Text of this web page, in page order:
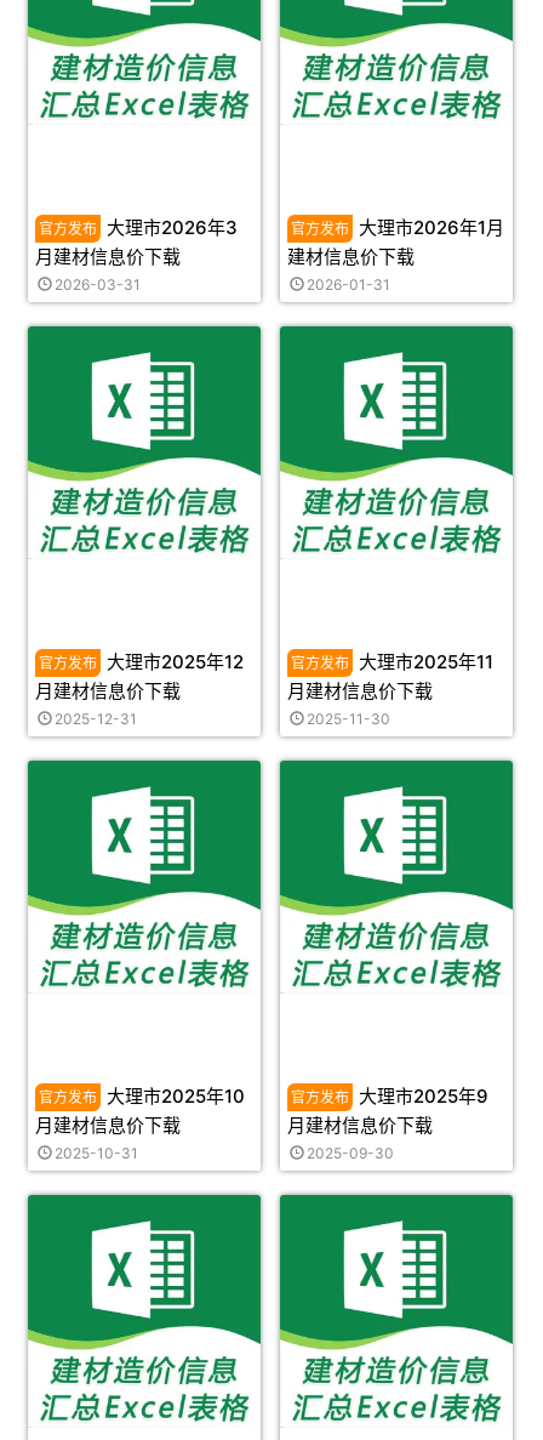
大理市2026年3
月建材信息价下载
2026-03-31
大理市2026年1月
建材信息价下载
2026-01-31
大理市2025年12
月建材信息价下载
2025-12-31
大理市2025年11
月建材信息价下载
2025-11-30
大理市2025年10
月建材信息价下载
2025-10-31
大理市2025年9
月建材信息价下载
2025-09-30